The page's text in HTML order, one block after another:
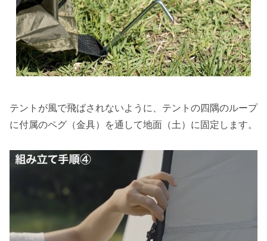
テントが風で飛ばされないように、テントの四隅のループ
に付属のペグ（金具）を通して地面（土）に固定します。